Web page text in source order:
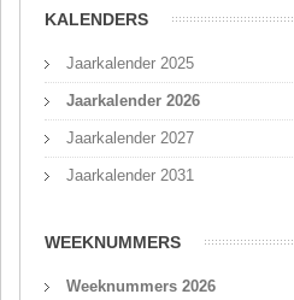
KALENDERS
Jaarkalender 2025
Jaarkalender 2026
Jaarkalender 2027
Jaarkalender 2031
WEEKNUMMERS
Weeknummers 2026